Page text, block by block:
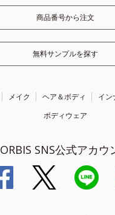
商品番号から注文
無料サンプルを探す
メイク ヘア＆ボディ
イン
ボディウェア
ORBIS SNS公式アカウ